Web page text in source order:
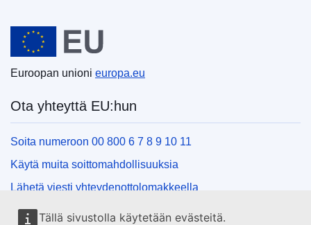
Tällä sivustolla käytetään evästeitä.
Euroopan unioni
Euroopan unioni europa.eu
Ota yhteyttä EU:hun
Soita numeroon 00 800 6 7 8 9 10 11
Käytä muita soittomahdollisuuksia
Lähetä viesti yhteydenottolomakkeella
Käy EU:n tiedotuspisteessä